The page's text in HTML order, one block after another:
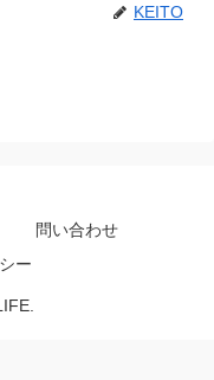
KEITO
問い合わせ
ー